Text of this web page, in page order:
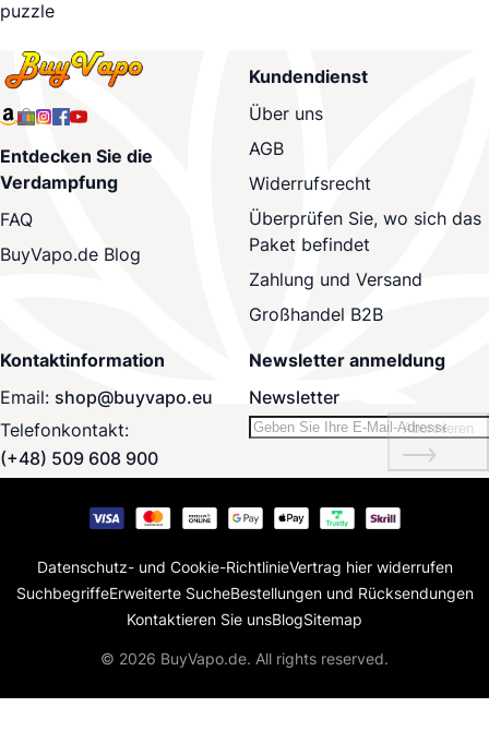
puzzle
Entdecken Sie die
Verdampfung
FAQ
BuyVapo.de Blog
Kundendienst
Über uns
AGB
Widerrufsrecht
Überprüfen Sie, wo sich das
Paket befindet
Zahlung und Versand
Großhandel B2B
Kontaktinformation
Email: shop@buyvapo.eu
Telefonkontakt:
(+48) 509 608 900
Newsletter anmeldung
Newsletter
Abonnieren
Datenschutz- und Cookie-RichtlinieVertrag hier widerrufen
SuchbegriffeErweiterte SucheBestellungen und Rücksendungen
Kontaktieren Sie unsBlogSitemap
© 2026 BuyVapo.de. All rights reserved.